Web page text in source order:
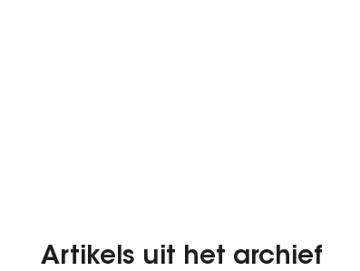
Artikels uit het archief